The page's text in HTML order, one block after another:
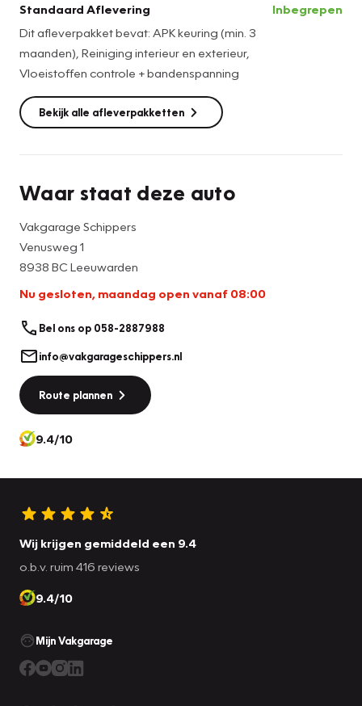
- Interieurnaam: R-line interieur
- Motorinhoud: 1498 cc
- Aantal cilinders: 4
- Motorcode: DXD
- Vermogen: 110 kW / 150pk
- Ledig gewicht: 1255 kg
- BTW/Marge: BTW aftrekbaar, de prijs is inclusief BTW
- Emissieklasse: Euro 6
Pakket: Keyless pakket
- Elektrisch bedienbare achterklep met sensorsturing
- Keyless entry
- Keyless start
Comfort
- Cruise control
Exterieur
- Buitenspiegel rechts
- Buitenspiegels elektrisch verstel- en verwarmbaar
- Buitenspiegels elektrisch verstelbaar
Standaard Aflevering
Dit afleverpakket bevat: APK keuring (min. 3
maanden), Reiniging interieur en exterieur,
Vloeistoffen controle + bandenspanning
Inbegrepen
Bekijk alle afleverpakketten
Waar staat deze auto
Vakgarage Schippers
Venusweg 1
8938 BC Leeuwarden
Nu gesloten, maandag open vanaf 08:00
Bel ons op 058-2887988
info@vakgarageschippers.nl
Route plannen
9.4/10
Wij krijgen gemiddeld een 9.4
o.b.v. ruim 416 reviews
9.4/10
Mijn Vakgarage